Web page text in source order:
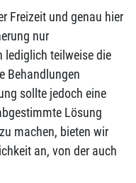
Freizeit und genau hier
nur
lediglich teilweise die
Behandlungen
sollte jedoch eine
Lösung
machen, bieten wir
an, von der auch